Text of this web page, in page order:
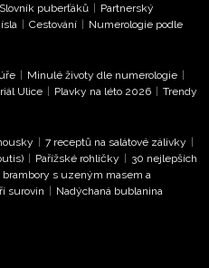
Slovník puberťáků | Partnerský
| Cestování | Numerologie podle
| Minulé životy dle numerologie |
Ulice | Plavky na léto 2026 | Trendy
| 7 receptů na salátové zálivky |
| Pařížské rohlíčky | 30 nejlepších
s uzeným masem a
surovin | Nadýchaná bublanina